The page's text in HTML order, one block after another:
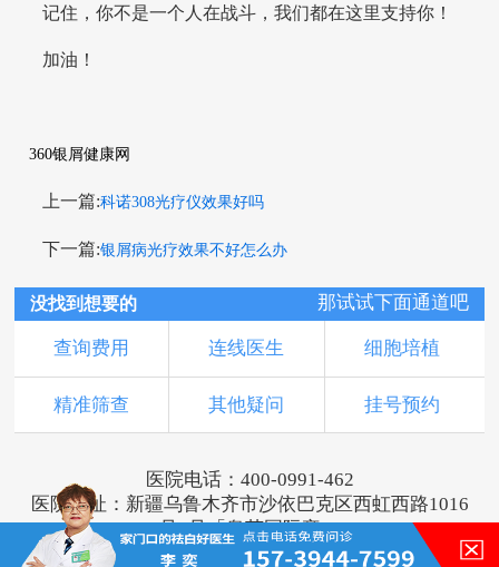
记住，你不是一个人在战斗，我们都在这里支持你！
加油！
360银屑健康网
上一篇:科诺308光疗仪效果好吗
下一篇:银屑病光疗效果不好怎么办
没找到想要的 那试试下面通道吧
查询费用 连线医生 细胞培植
精准筛查 其他疑问 挂号预约
医院电话：400-0991-462
医院地址：新疆乌鲁木齐市沙依巴克区西虹西路1016
号1号「奥莱国际旁」
版权所有：乌鲁木齐新军都皮肤病医院